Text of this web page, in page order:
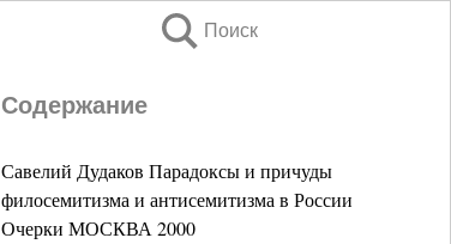
Поиск
Содержание
Савелий Дудаков Парадоксы и причуды
филосемитизма и антисемитизма в России
Очерки МОСКВА 2000